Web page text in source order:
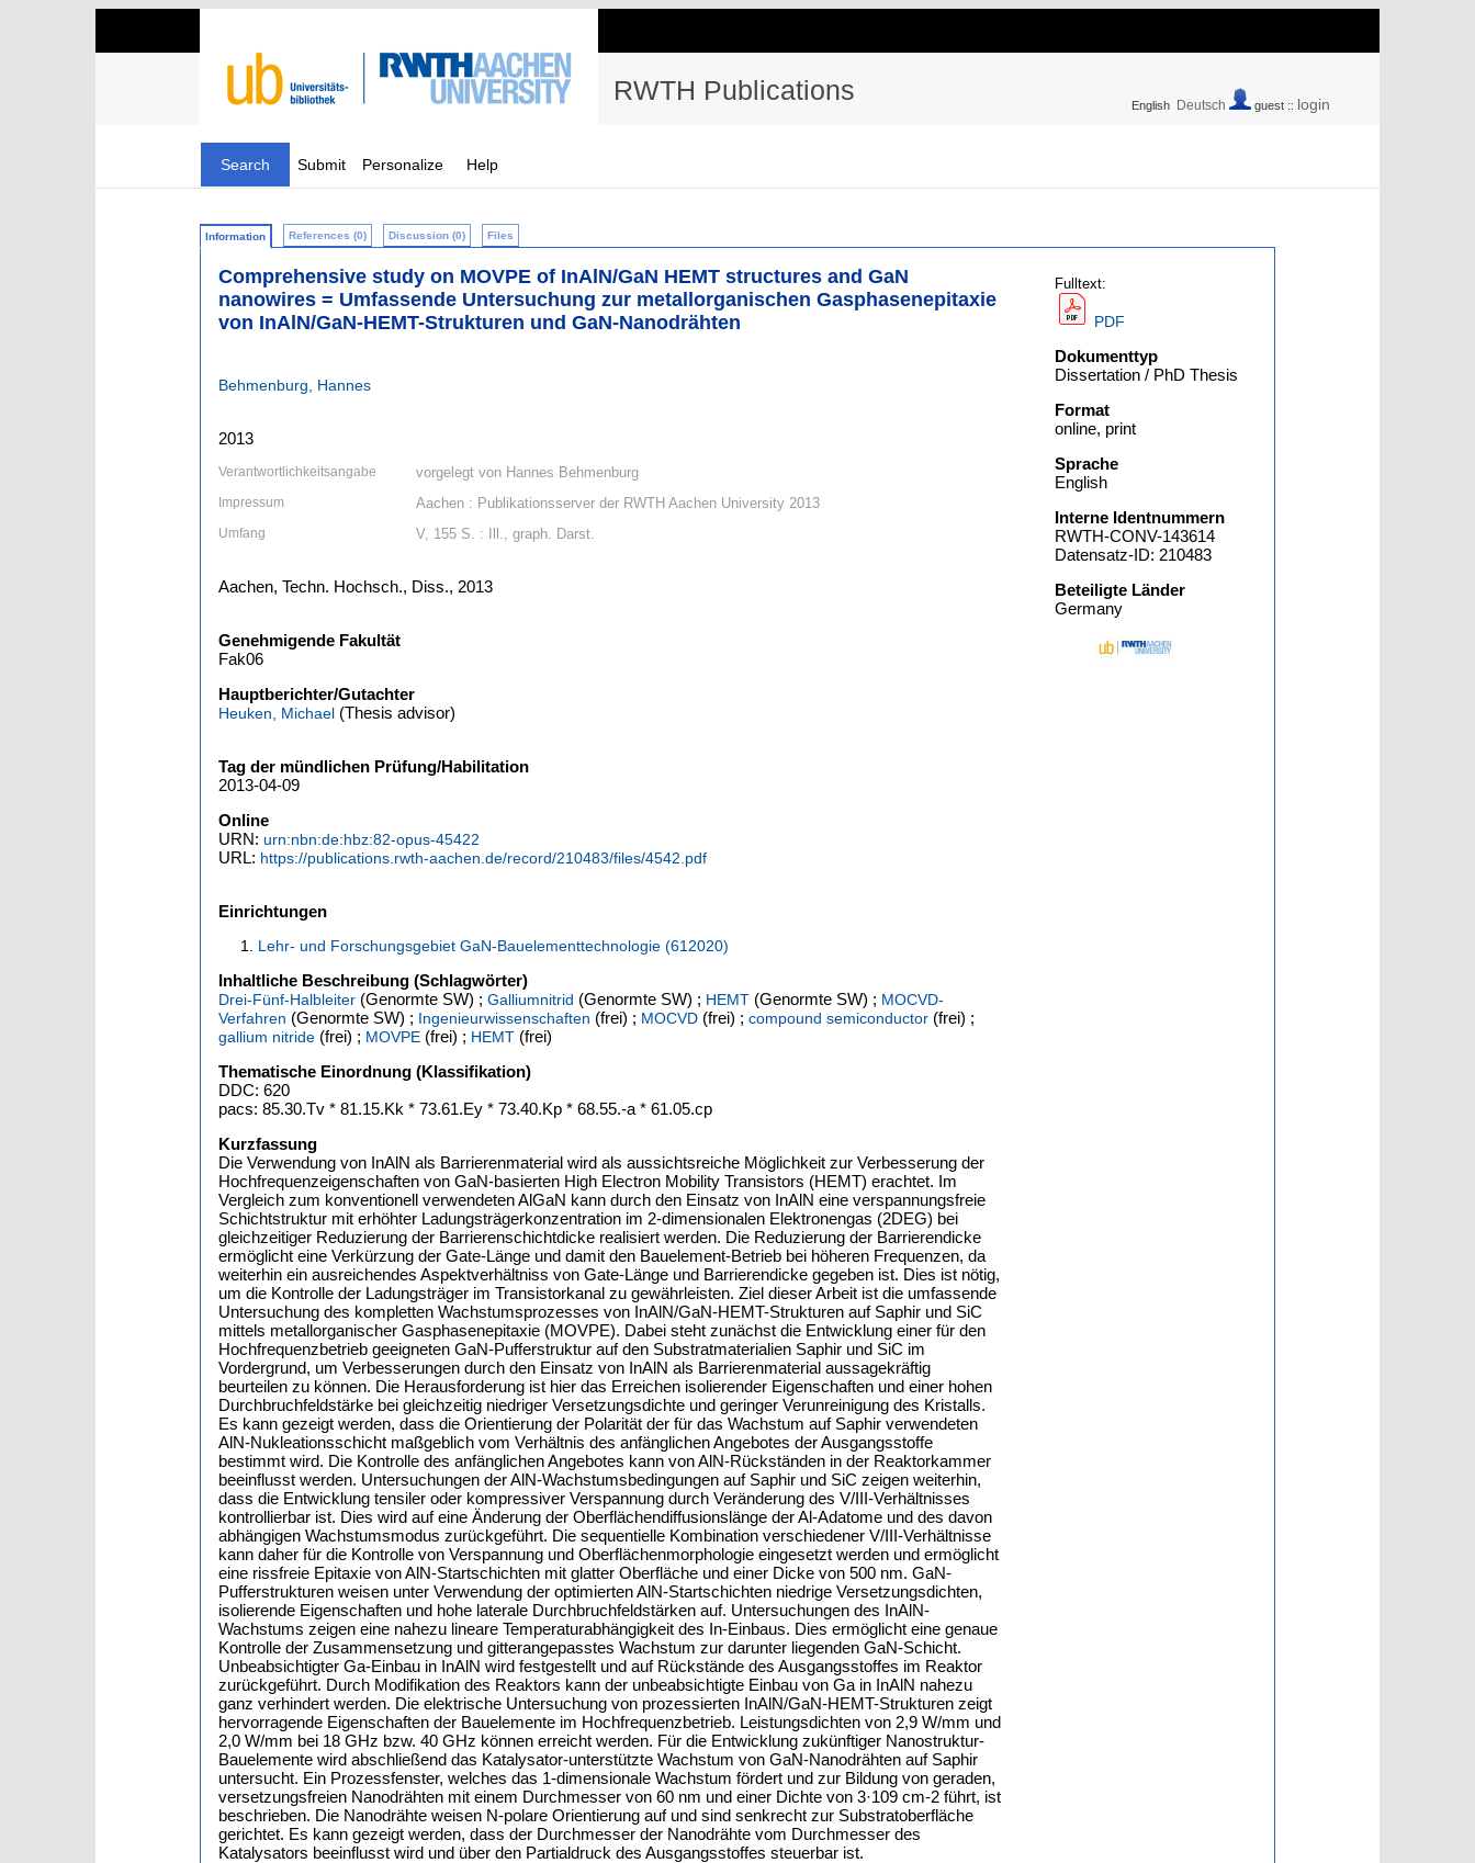
RWTH Publications English Deutsch guest :: login
Search Submit Personalize Help
Information References (0) Discussion (0) Files
Comprehensive study on MOVPE of InAlN/GaN HEMT structures and GaN
nanowires = Umfassende Untersuchung zur metallorganischen Gasphasenepitaxie
von InAlN/GaN-HEMT-Strukturen und GaN-Nanodrähten
Behmenburg, Hannes
2013
Verantwortlichkeitsangabe vorgelegt von Hannes Behmenburg
Impressum Aachen : Publikationsserver der RWTH Aachen University 2013
Umfang V, 155 S. : Ill., graph. Darst.
Aachen, Techn. Hochsch., Diss., 2013
Genehmigende Fakultät
Fak06
Hauptberichter/Gutachter
Heuken, Michael (Thesis advisor)
Tag der mündlichen Prüfung/Habilitation
2013-04-09
Online
URN: urn:nbn:de:hbz:82-opus-45422
URL: https://publications.rwth-aachen.de/record/210483/files/4542.pdf
Einrichtungen
Lehr- und Forschungsgebiet GaN-Bauelementtechnologie (612020)
Inhaltliche Beschreibung (Schlagwörter)
Drei-Fünf-Halbleiter (Genormte SW) ; Galliumnitrid (Genormte SW) ; HEMT (Genormte SW) ; MOCVD-
Verfahren (Genormte SW) ; Ingenieurwissenschaften (frei) ; MOCVD (frei) ; compound semiconductor (frei) ;
gallium nitride (frei) ; MOVPE (frei) ; HEMT (frei)
Thematische Einordnung (Klassifikation)
DDC: 620
pacs: 85.30.Tv * 81.15.Kk * 73.61.Ey * 73.40.Kp * 68.55.-a * 61.05.cp
Kurzfassung
Die Verwendung von InAlN als Barrierenmaterial wird als aussichtsreiche Möglichkeit zur Verbesserung der
Hochfrequenzeigenschaften von GaN-basierten High Electron Mobility Transistors (HEMT) erachtet. Im
Vergleich zum konventionell verwendeten AlGaN kann durch den Einsatz von InAlN eine verspannungsfreie
Schichtstruktur mit erhöhter Ladungsträgerkonzentration im 2-dimensionalen Elektronengas (2DEG) bei
gleichzeitiger Reduzierung der Barrierenschichtdicke realisiert werden. Die Reduzierung der Barrierendicke
ermöglicht eine Verkürzung der Gate-Länge und damit den Bauelement-Betrieb bei höheren Frequenzen, da
weiterhin ein ausreichendes Aspektverhältniss von Gate-Länge und Barrierendicke gegeben ist. Dies ist nötig,
um die Kontrolle der Ladungsträger im Transistorkanal zu gewährleisten. Ziel dieser Arbeit ist die umfassende
Untersuchung des kompletten Wachstumsprozesses von InAlN/GaN-HEMT-Strukturen auf Saphir und SiC
mittels metallorganischer Gasphasenepitaxie (MOVPE). Dabei steht zunächst die Entwicklung einer für den
Hochfrequenzbetrieb geeigneten GaN-Pufferstruktur auf den Substratmaterialien Saphir und SiC im
Vordergrund, um Verbesserungen durch den Einsatz von InAlN als Barrierenmaterial aussagekräftig
beurteilen zu können. Die Herausforderung ist hier das Erreichen isolierender Eigenschaften und einer hohen
Durchbruchfeldstärke bei gleichzeitig niedriger Versetzungsdichte und geringer Verunreinigung des Kristalls.
Es kann gezeigt werden, dass die Orientierung der Polarität der für das Wachstum auf Saphir verwendeten
AlN-Nukleationsschicht maßgeblich vom Verhältnis des anfänglichen Angebotes der Ausgangsstoffe
bestimmt wird. Die Kontrolle des anfänglichen Angebotes kann von AlN-Rückständen in der Reaktorkammer
beeinflusst werden. Untersuchungen der AlN-Wachstumsbedingungen auf Saphir und SiC zeigen weiterhin,
dass die Entwicklung tensiler oder kompressiver Verspannung durch Veränderung des V/III-Verhältnisses
kontrollierbar ist. Dies wird auf eine Änderung der Oberflächendiffusionslänge der Al-Adatome und des davon
abhängigen Wachstumsmodus zurückgeführt. Die sequentielle Kombination verschiedener V/III-Verhältnisse
kann daher für die Kontrolle von Verspannung und Oberflächenmorphologie eingesetzt werden und ermöglicht
eine rissfreie Epitaxie von AlN-Startschichten mit glatter Oberfläche und einer Dicke von 500 nm. GaN-
Pufferstrukturen weisen unter Verwendung der optimierten AlN-Startschichten niedrige Versetzungsdichten,
isolierende Eigenschaften und hohe laterale Durchbruchfeldstärken auf. Untersuchungen des InAlN-
Wachstums zeigen eine nahezu lineare Temperaturabhängigkeit des In-Einbaus. Dies ermöglicht eine genaue
Kontrolle der Zusammensetzung und gitterangepasstes Wachstum zur darunter liegenden GaN-Schicht.
Unbeabsichtigter Ga-Einbau in InAlN wird festgestellt und auf Rückstände des Ausgangsstoffes im Reaktor
zurückgeführt. Durch Modifikation des Reaktors kann der unbeabsichtigte Einbau von Ga in InAlN nahezu
ganz verhindert werden. Die elektrische Untersuchung von prozessierten InAlN/GaN-HEMT-Strukturen zeigt
hervorragende Eigenschaften der Bauelemente im Hochfrequenzbetrieb. Leistungsdichten von 2,9 W/mm und
2,0 W/mm bei 18 GHz bzw. 40 GHz können erreicht werden. Für die Entwicklung zukünftiger Nanostruktur-
Bauelemente wird abschließend das Katalysator-unterstützte Wachstum von GaN-Nanodrähten auf Saphir
untersucht. Ein Prozessfenster, welches das 1-dimensionale Wachstum fördert und zur Bildung von geraden,
versetzungsfreien Nanodrähten mit einem Durchmesser von 60 nm und einer Dichte von 3·109 cm-2 führt, ist
beschrieben. Die Nanodrähte weisen N-polare Orientierung auf und sind senkrecht zur Substratoberfläche
gerichtet. Es kann gezeigt werden, dass der Durchmesser der Nanodrähte vom Durchmesser des
Katalysators beeinflusst wird und über den Partialdruck des Ausgangsstoffes steuerbar ist.
Fulltext:
PDF
Dokumenttyp
Dissertation / PhD Thesis
Format
online, print
Sprache
English
Interne Identnummern
RWTH-CONV-143614
Datensatz-ID: 210483
Beteiligte Länder
Germany